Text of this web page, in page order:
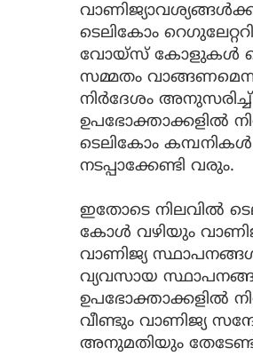
ടെലികോം
വോയ്‌സ് കോളുകള്‍
സമ്മതം
നിര്‍ദേശം
ഉപഭോക്താക്കളില്‍
ടെലികോം
നടപ്പാക്കേണ്ടി വരും.
ഇതോടെ നിലവില്‍
കോള്‍ വഴിയും
വാണിജ്യ
വ്യവസായ
ഉപഭോക്താക്കളില്‍
വീണ്ടും വാണിജ്യ
അനുമതിയും